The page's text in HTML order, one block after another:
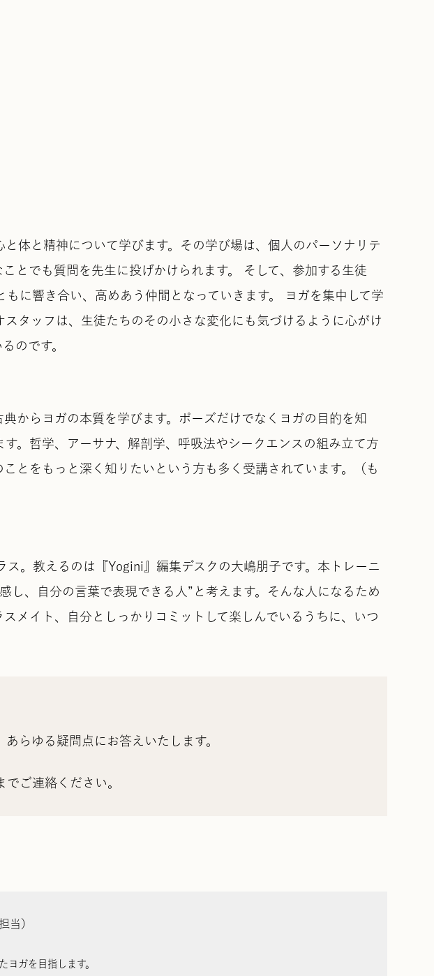
体と精神について学びます。その学び場は、個人のパーソナリテ
とでも質問を先生に投げかけられます。 そして、参加する生徒
に響き合い、高めあう仲間となっていきます。 ヨガを集中して学
タッフは、生徒たちのその小さな変化にも気づけるように心がけ
のです。
からヨガの本質を学びます。ポーズだけでなくヨガの目的を知
。哲学、アーサナ、解剖学、呼吸法やシークエンスの組み立て方
とをもっと深く知りたいという方も多く受講されています。（も
。教えるのは『Yogini』編集デスクの大嶋朋子です。本トレーニ
し、自分の言葉で表現できる人”と考えます。そんな人になるため
メイト、自分としっかりコミットして楽しんでいるうちに、いつ
らゆる疑問点にお答えいたします。
でご連絡ください。
当）
ヨガを目指します。